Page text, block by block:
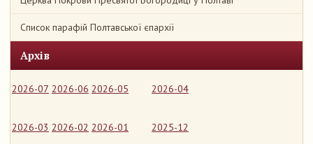
Список парафій Полтавської єпархії
Архів
2026-07 2026-06 2026-05 2026-04
2026-03 2026-02 2026-01 2025-12